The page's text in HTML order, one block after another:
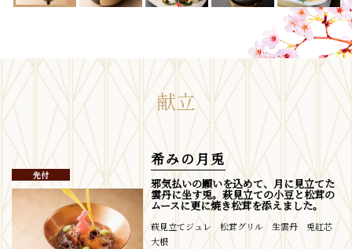
献立
先付
希みの月兎
邪気払いの願いを込めて、月に見立てた
雲丹に坐す兎。萩見立ての小豆と松茸の
ムースに更に焼き松茸を添えました。
萩見立てジュレ 松茸グリル 生雲丹 兎紅芯
大根